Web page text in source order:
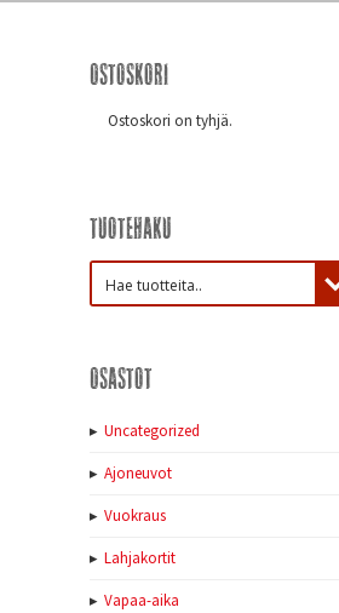
Ostoskori
Ostoskori on tyhjä.
Tuotehaku
Osastot
Uncategorized
Ajoneuvot
Vuokraus
Lahjakortit
Vapaa-aika